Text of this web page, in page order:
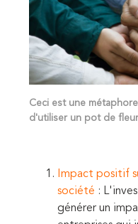
Ceci est une
d'utiliser un pot de
Impact positif
société :
générer un